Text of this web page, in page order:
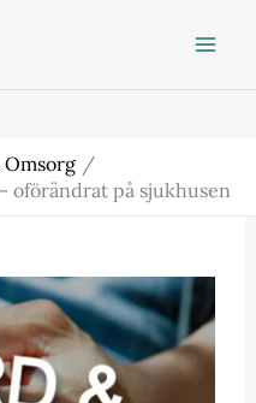
Omsorg
oförändrat på sjukhusen